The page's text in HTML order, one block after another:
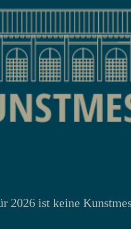
2026 ist keine